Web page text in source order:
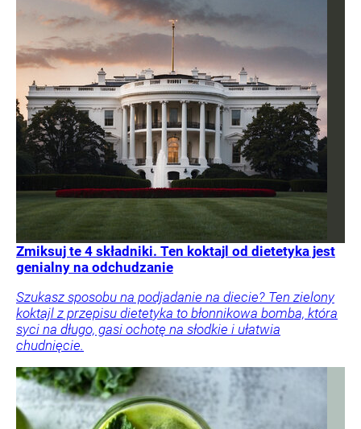
Zmiksuj te 4 składniki. Ten koktajl od dietetyka jest
genialny na odchudzanie
Szukasz sposobu na podjadanie na diecie? Ten zielony
koktajl z przepisu dietetyka to błonnikowa bomba, która
syci na długo, gasi ochotę na słodkie i ułatwia
chudnięcie.